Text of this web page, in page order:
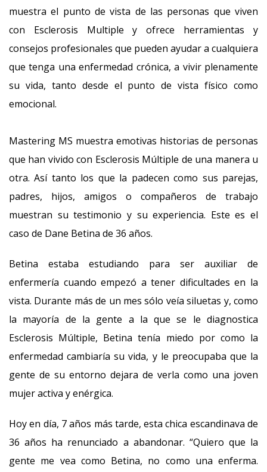
muestra el punto de vista de las personas que viven
con Esclerosis Multiple y ofrece herramientas y
consejos profesionales que pueden ayudar a cualquiera
que tenga una enfermedad crónica, a vivir plenamente
su vida, tanto desde el punto de vista físico como
emocional.
Mastering MS muestra emotivas historias de personas
que han vivido con Esclerosis Múltiple de una manera u
otra. Así tanto los que la padecen como sus parejas,
padres, hijos, amigos o compañeros de trabajo
muestran su testimonio y su experiencia. Este es el
caso de Dane Betina de 36 años.
Betina estaba estudiando para ser auxiliar de
enfermería cuando empezó a tener dificultades en la
vista. Durante más de un mes sólo veía siluetas y, como
la mayoría de la gente a la que se le diagnostica
Esclerosis Múltiple, Betina tenía miedo por como la
enfermedad cambiaría su vida, y le preocupaba que la
gente de su entorno dejara de verla como una joven
mujer activa y enérgica.
Hoy en día, 7 años más tarde, esta chica escandinava de
36 años ha renunciado a abandonar. “Quiero que la
gente me vea como Betina, no como una enferma.